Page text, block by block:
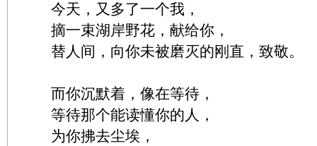
今天，又多了一个我，
摘一束湖岸野花，献给你，
替人间，向你未被磨灭的刚直，致敬。
而你沉默着，像在等待，
等待那个能读懂你的人，
为你拂去尘埃，